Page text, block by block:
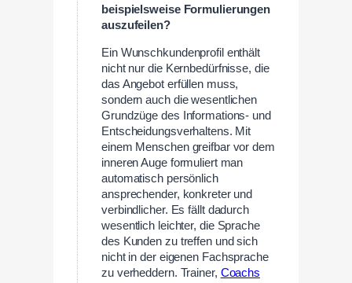
beispielsweise Formulierungen
auszufeilen?
Ein Wunschkundenprofil enthält
nicht nur die Kernbedürfnisse, die
das Angebot erfüllen muss,
sondern auch die wesentlichen
Grundzüge des Informations- und
Entscheidungsverhaltens. Mit
einem Menschen greifbar vor dem
inneren Auge formuliert man
automatisch persönlich
ansprechender, konkreter und
verbindlicher. Es fällt dadurch
wesentlich leichter, die Sprache
des Kunden zu treffen und sich
nicht in der eigenen Fachsprache
zu verheddern. Trainer, Coachs